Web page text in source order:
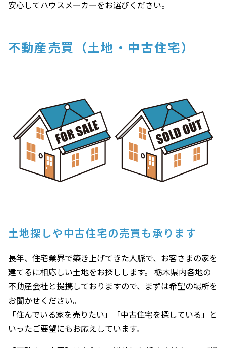
安心してハウスメーカーをお選びください。
不動産売買（土地・中古住宅）
土地探しや中古住宅の売買も承ります
長年、住宅業界で築き上げてきた人脈で、お客さまの家を
建てるに相応しい土地をお探しします。 栃木県内各地の
不動産会社と提携しておりますので、まずは希望の場所を
お聞かせください。
「住んでいる家を売りたい」「中古住宅を探している」と
いったご要望にもお応えしています。